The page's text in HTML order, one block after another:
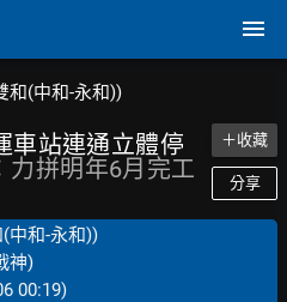
和(中和-永和))
車站連通立體停
力拼明年6月完工
＋收藏
分享
中和-永和))
神)
00:19)